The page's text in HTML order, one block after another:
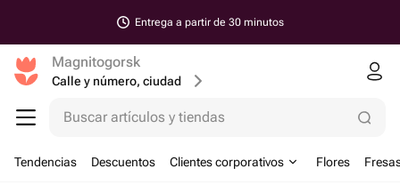
Entrega a partir de 30 minutos
Magnitogorsk
Calle y número, ciudad
Buscar artículos y tiendas
Tendencias Descuentos Clientes corporativos Flores